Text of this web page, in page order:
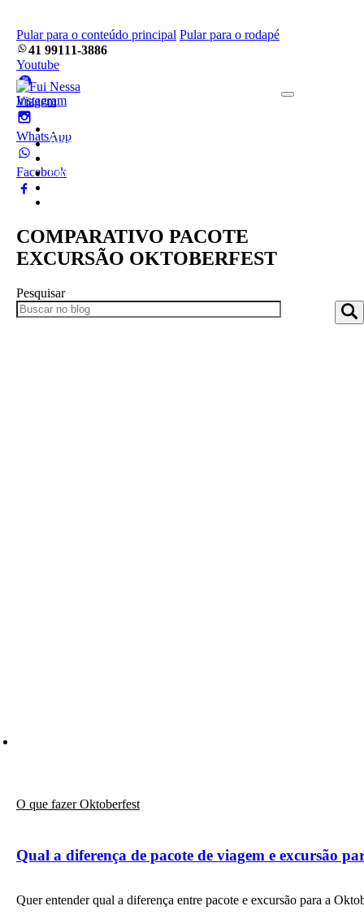
Pular para o conteúdo principal Pular para o rodapé
41 99111-3886
Youtube
Instagram
WhatsApp
Facebook
Home
Pacotes
Empresa
COMPARATIVO PACOTE
EXCURSÃO OKTOBERFEST
Pesquisar
O que fazer Oktoberfest
Qual a diferença de pacote de viagem e excursão
Quer entender qual a diferença entre pacote e excursão para a